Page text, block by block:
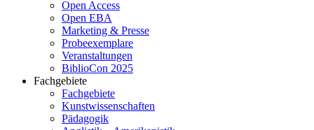
Open Access
Open EBA
Marketing & Presse
Probeexemplare
Veranstaltungen
BiblioCon 2025
Fachgebiete
Fachgebiete
Kunstwissenschaften
Pädagogik